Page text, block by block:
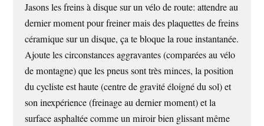
Jasons les freins à disque sur un vélo de route: attendre au
dernier moment pour freiner mais des plaquettes de freins
céramique sur un disque, ça te bloque la roue instantanée.
Ajoute les circonstances aggravantes (comparées au vélo
de montagne) que les pneus sont très minces, la position
du cycliste est haute (centre de gravité éloigné du sol) et
son inexpérience (freinage au dernier moment) et la
surface asphaltée comme un miroir bien glissant même